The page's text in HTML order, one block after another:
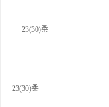
23(30)柔